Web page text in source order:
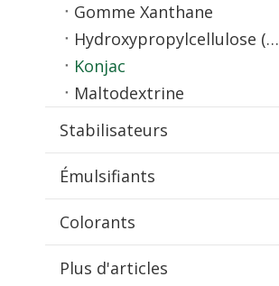
Gomme Xanthane
Hydroxypropylcellulose (HPC)
Konjac
Maltodextrine
Stabilisateurs
Émulsifiants
Colorants
Plus d'articles